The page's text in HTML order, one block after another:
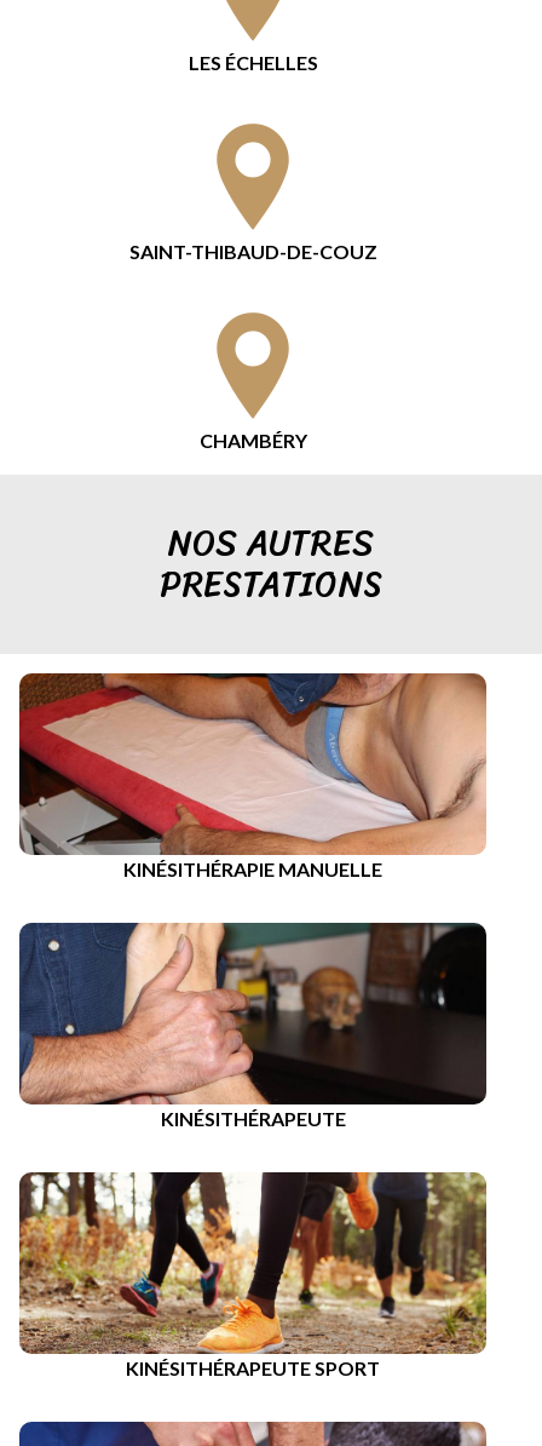
LES ÉCHELLES
SAINT-THIBAUD-DE-COUZ
CHAMBÉRY
NOS AUTRES
PRESTATIONS
KINÉSITHÉRAPIE MANUELLE
KINÉSITHÉRAPEUTE
KINÉSITHÉRAPEUTE SPORT